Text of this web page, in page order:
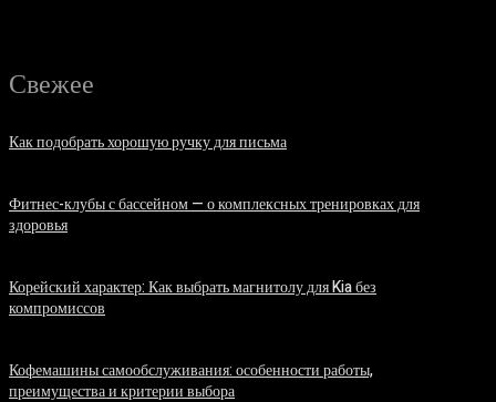
Свежее
Как подобрать хорошую ручку для письма
Фитнес-клубы с бассейном — о комплексных тренировках для
здоровья
Корейский характер: Как выбрать магнитолу для Kia без
компромиссов
Кофемашины самообслуживания: особенности работы,
преимущества и критерии выбора